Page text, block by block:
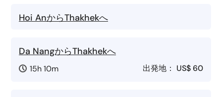
Hoi AnからThakhekへ
Da NangからThakhekへ
15h 10m 出発地： US$ 60